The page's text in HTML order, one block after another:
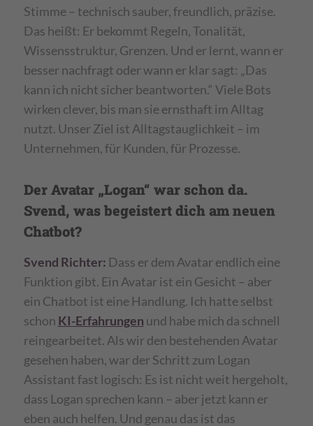
Stimme – technisch sauber, freundlich, präzise.
Das heißt: Er bekommt Regeln, Tonalität,
Wissensstruktur, Grenzen. Und er lernt, wann er
besser nachfragt oder wann er klar sagt: „Das
kann ich nicht sicher beantworten.“ Viele Bots
wirken clever, bis man sie ernsthaft im Alltag
nutzt. Unser Ziel ist Alltagstauglichkeit – im
Unternehmen, für Kunden, für Prozesse.
Der Avatar „Logan“ war schon da.
Svend, was begeistert dich am neuen
Chatbot?
Svend Richter: Dass er dem Avatar endlich eine
Funktion gibt. Ein Avatar ist ein Gesicht – aber
ein Chatbot ist eine Handlung. Ich hatte selbst
schon KI-Erfahrungen und habe mich da schnell
reingearbeitet. Als wir den bestehenden Avatar
gesehen haben, war der Schritt zum Logan
Assistant fast logisch: Es ist nicht weit hergeholt,
dass Logan sprechen kann – aber jetzt kann er
eben auch helfen. Und genau das ist das